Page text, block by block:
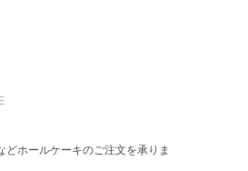
どホールケーキのご注文を承りま